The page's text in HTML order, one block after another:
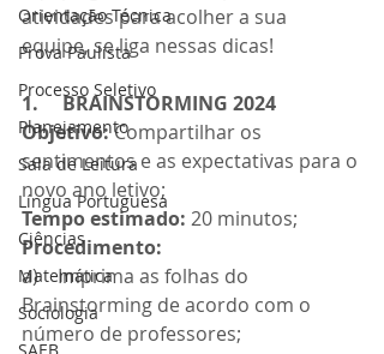
Orientação Técnica
Prova Paulista
Processo Seletivo
Planejamento
Sala de Leitura
Língua Portuguesa
Ciências
Matemática
Sociologia
SAEB
atividades para acolher a sua
equipe, se liga nessas dicas!
1.     BRAINSTORMING 2024
Objetivo: Compartilhar os
sentimentos e as expectativas para o
novo ano letivo;
Tempo estimado: 20 minutos;
Procedimento:
a)    Imprima as folhas do
Brainstorming de acordo com o
número de professores;